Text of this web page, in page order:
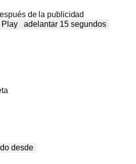
de la publicidad
Play
adelantar 15 segundos
desde